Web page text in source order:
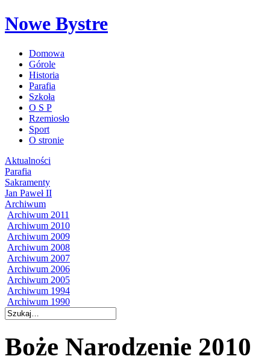
Nowe Bystre
Domowa
Górole
Historia
Parafia
Szkoła
O S P
Rzemiosło
Sport
O stronie
Aktualności
Parafia
Sakramenty
Jan Paweł II
Archiwum
Archiwum 2011
Archiwum 2010
Archiwum 2009
Archiwum 2008
Archiwum 2007
Archiwum 2006
Archiwum 2005
Archiwum 1994
Archiwum 1990
Boże Narodzenie 2010